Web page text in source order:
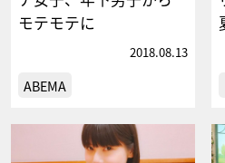
モテモテに
2018.08.13
ABEMA